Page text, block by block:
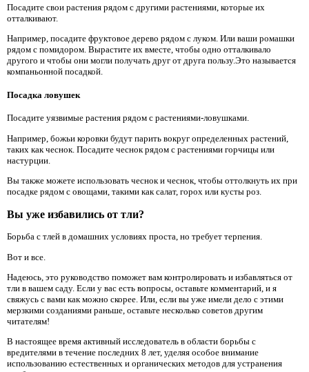
Посадите свои растения рядом с другими растениями, которые их
отталкивают.
Например, посадите фруктовое дерево рядом с луком. Или ваши ромашки
рядом с помидором. Вырастите их вместе, чтобы одно отталкивало
другого и чтобы они могли получать друг от друга пользу.Это называется
компаньонной посадкой.
Посадка ловушек
Посадите уязвимые растения рядом с растениями-ловушками.
Например, божьи коровки будут парить вокруг определенных растений,
таких как чеснок. Посадите чеснок рядом с растениями горчицы или
настурции.
Вы также можете использовать чеснок и чеснок, чтобы оттолкнуть их при
посадке рядом с овощами, такими как салат, горох или кусты роз.
Вы уже избавились от тли?
Борьба с тлей в домашних условиях проста, но требует терпения.
Вот и все.
Надеюсь, это руководство поможет вам контролировать и избавляться от
тли в вашем саду. Если у вас есть вопросы, оставьте комментарий, и я
свяжусь с вами как можно скорее. Или, если вы уже имели дело с этими
мерзкими созданиями раньше, оставьте несколько советов другим
читателям!
В настоящее время активный исследователь в области борьбы с
вредителями в течение последних 8 лет, уделяя особое внимание
использованию естественных и органических методов для устранения